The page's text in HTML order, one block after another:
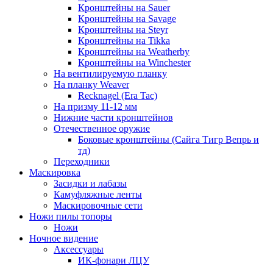
Кронштейны на Sauer
Кронштейны на Savage
Кронштейны на Steyr
Кронштейны на Tikka
Кронштейны на Weatherby
Кронштейны на Winchester
На вентилируемую планку
На планку Weaver
Recknagel (Era Tac)
На призму 11-12 мм
Нижние части кронштейнов
Отечественное оружие
Боковые кронштейны (Сайга Тигр Вепрь и
тд)
Переходники
Маскировка
Засидки и лабазы
Камуфляжные ленты
Маскировочные сети
Ножи пилы топоры
Ножи
Ночное видение
Аксессуары
ИК-фонари ЛЦУ